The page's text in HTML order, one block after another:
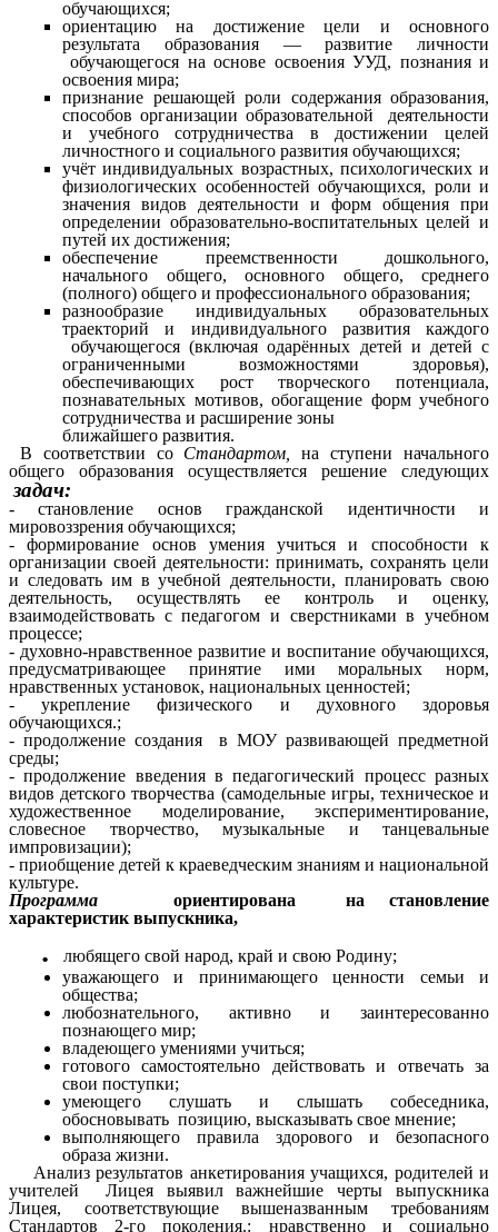
обучающихся;
ориентацию на достижение цели и основного
результата образования — развитие личности
обучающегося на основе освоения УУД, познания и
освоения мира;
признание решающей роли содержания образования,
способов организации образовательной деятельности
и учебного сотрудничества в достижении целей
личностного и социального развития обучающихся;
учёт индивидуальных возрастных, психологических и
физиологических особенностей обучающихся, роли и
значения видов деятельности и форм общения при
определении образовательно-воспитательных целей и
путей их достижения;
обеспечение преемственности дошкольного,
начального общего, основного общего, среднего
(полного) общего и профессионального образования;
разнообразие индивидуальных образовательных
траекторий и индивидуального развития каждого
обучающегося (включая одарённых детей и детей с
ограниченными возможностями здоровья),
обеспечивающих рост творческого потенциала,
познавательных мотивов, обогащение форм учебного
сотрудничества и расширение зоны
ближайшего развития.
В соответствии со Стандартом,
на ступени начального
общего образования осуществляется решение следующих
задач:
- становление основ гражданской идентичности и
мировоззрения обучающихся;
- формирование основ умения учиться и способности к
организации своей деятельности: принимать, сохранять цели
и следовать им в учебной деятельности, планировать свою
деятельность, осуществлять ее контроль и оценку,
взаимодействовать с педагогом и сверстниками в учебном
процессе;
- духовно-нравственное развитие и воспитание обучающихся,
предусматривающее принятие ими моральных норм,
нравственных установок, национальных ценностей;
- укрепление физического и духовного здоровья
обучающихся.;
- продолжение создания в МОУ развивающей предметной
среды;
- продолжение введения в педагогический процесс разных
видов детского творчества (самодельные игры, техническое и
художественное моделирование, экспериментирование,
словесное творчество, музыкальные и танцевальные
импровизации);
- приобщение детей к краеведческим знаниям и национальной
культуре.
Программа
ориентирована на становление
характеристик выпускника,
.
любящего свой народ, край и свою Родину;
уважающего и принимающего ценности семьи и
общества;
любознательного, активно и заинтересованно
познающего мир;
владеющего умениями учиться;
готового самостоятельно действовать и отвечать за
свои поступки;
умеющего слушать и слышать собеседника,
обосновывать позицию, высказывать свое мнение;
выполняющего правила здорового и безопасного
образа жизни.
Анализ результатов анкетирования учащихся, родителей и
учителей Лицея выявил важнейшие черты выпускника
Лицея, соответствующие вышеназванным требованиям
Стандартов 2-го поколения.: нравственно и социально